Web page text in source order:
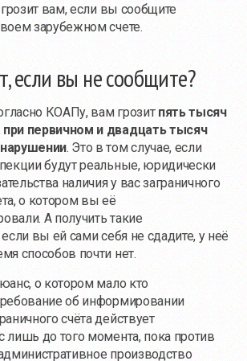
грозит вам, если вы сообщите
зарубежном счете.
если вы не сообщите?
КОАПу, вам грозит пять тысяч
первичном и двадцать тысяч
. Это в том случае, если
будут реальные, юридически
наличия у вас заграничного
о котором вы её
А получить такие
если вы ей сами себя не сдадите, у неё
способов почти нет.
о котором мало кто
об информировании
счёта действует
лишь до того момента, пока против
производство